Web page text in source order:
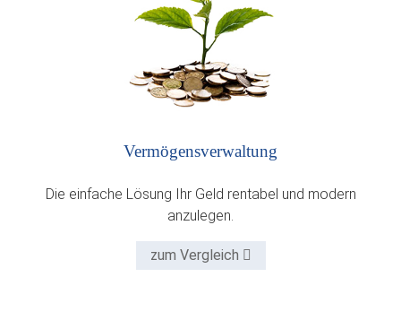
Vermögens­verwaltung
Die einfache Lösung Ihr Geld rentabel und modern
anzulegen.
zum Vergleich